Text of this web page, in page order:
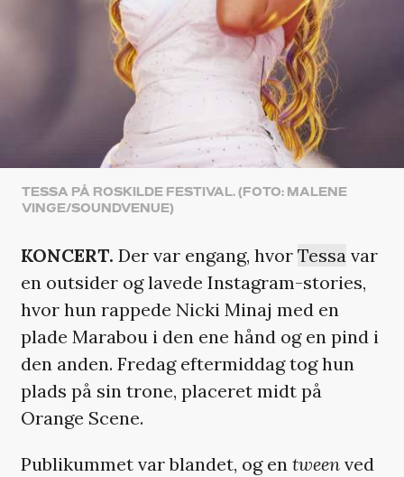
TESSA PÅ ROSKILDE FESTIVAL. (FOTO: MALENE
VINGE/SOUNDVENUE)
KONCERT. Der var engang, hvor Tessavar
en outsider og lavede Instagram-stories,
hvor hun rappede Nicki Minaj med en
plade Marabou i den ene hånd og en pind i
den anden. Fredag eftermiddag tog hun
plads på sin trone, placeret midt på
Orange Scene.
Publikummet var blandet, og en tween ved